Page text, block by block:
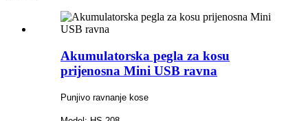
Akumulatorska pegla za kosu
prijenosna Mini USB ravna
Punjivo ravnanje kose